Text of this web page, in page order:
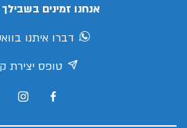
אנחנו זמינים בשבילך
דברו איתנו
טופס יצירת